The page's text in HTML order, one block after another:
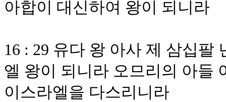
아합이 대신하여 왕이 되니라
16 : 29 유다 왕 아사 제 삼십팔
엘 왕이 되니라 오므리의 아들
이스라엘을 다스리니라